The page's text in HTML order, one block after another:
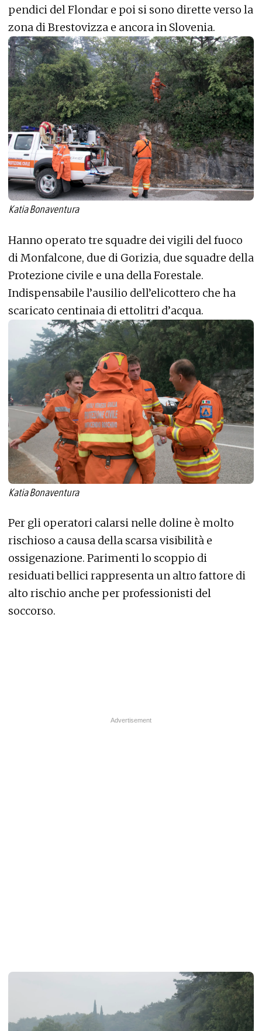
pendici del Flondar e poi si sono dirette verso la
zona di Brestovizza e ancora in Slovenia.
Katia Bonaventura
Hanno operato tre squadre dei vigili del fuoco
di Monfalcone, due di Gorizia, due squadre della
Protezione civile e una della Forestale.
Indispensabile l’ausilio dell’elicottero che ha
scaricato centinaia di ettolitri d’acqua.
Katia Bonaventura
Per gli operatori calarsi nelle doline è molto
rischioso a causa della scarsa visibilità e
ossigenazione. Parimenti lo scoppio di
residuati bellici rappresenta un altro fattore di
alto rischio anche per professionisti del
soccorso.